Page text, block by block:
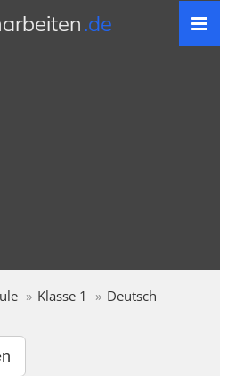
.de
Klasse 1
Deutsch